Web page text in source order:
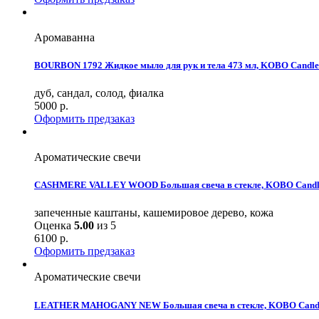
Аромаванна
BOURBON 1792 Жидкое мыло для рук и тела 473 мл, KOBO
дуб, сандал, солод, фиалка
5000 р.
Оформить предзаказ
Ароматические свечи
CASHMERE VALLEY WOOD Большая свеча в стекле, KOBO
запеченные каштаны, кашемировое дерево, кожа
Оценка 5.00 из 5
6100 р.
Оформить предзаказ
Ароматические свечи
LEATHER MAHOGANY NEW Большая свеча в стекле, KOBO